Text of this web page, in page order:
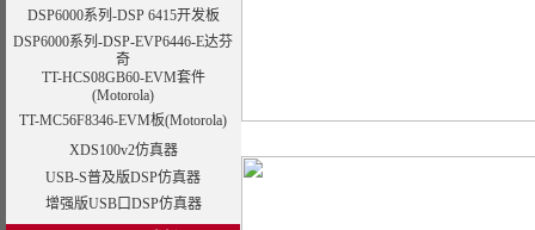
DSP6000系列-DSP 6415开发板
DSP6000系列-DSP-EVP6446-E达芬
奇
TT-HCS08GB60-EVM套件
(Motorola)
TT-MC56F8346-EVM板(Motorola)
XDS100v2仿真器
USB-S普及版DSP仿真器
增强版USB口DSP仿真器